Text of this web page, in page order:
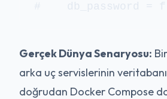
Gerçek Dünya Senaryosu:
arka uç servislerinin
doğrudan Docker Compose